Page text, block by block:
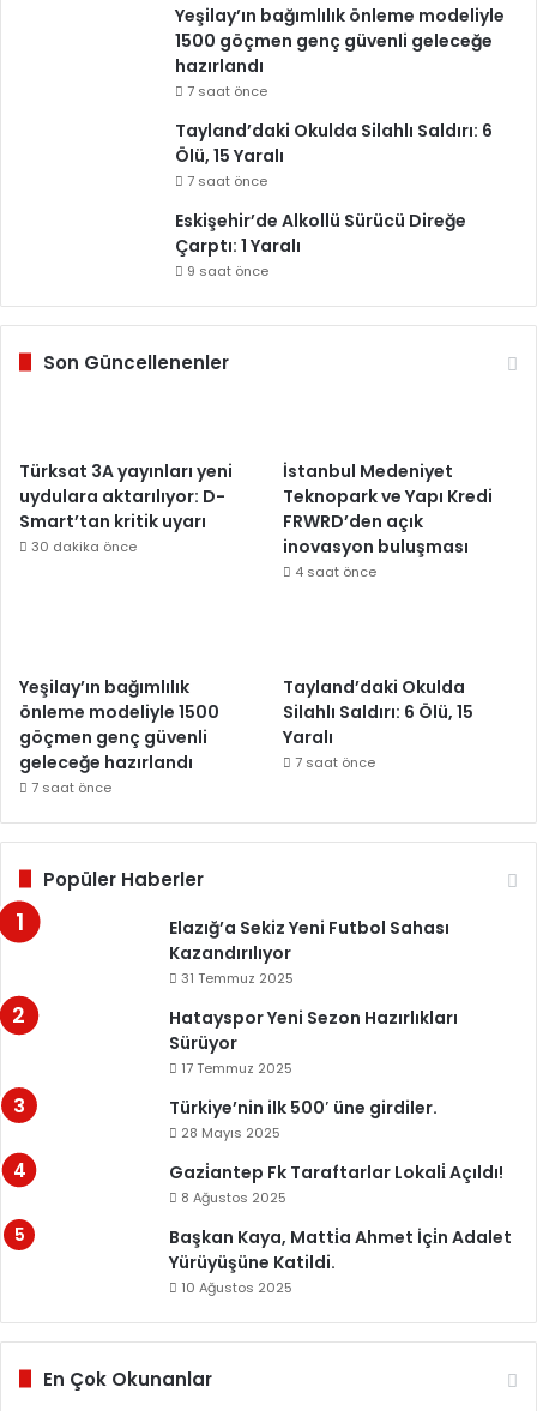
Yeşilay’ın bağımlılık önleme modeliyle
1500 göçmen genç güvenli geleceğe
hazırlandı
7 saat önce
Tayland’daki Okulda Silahlı Saldırı: 6
Ölü, 15 Yaralı
7 saat önce
Eskişehir’de Alkollü Sürücü Direğe
Çarptı: 1 Yaralı
9 saat önce
Son Güncellenenler
Türksat 3A yayınları yeni
uydulara aktarılıyor: D-
Smart’tan kritik uyarı
30 dakika önce
İstanbul Medeniyet
Teknopark ve Yapı Kredi
FRWRD’den açık
inovasyon buluşması
4 saat önce
Yeşilay’ın bağımlılık
önleme modeliyle 1500
göçmen genç güvenli
geleceğe hazırlandı
7 saat önce
Tayland’daki Okulda
Silahlı Saldırı: 6 Ölü, 15
Yaralı
7 saat önce
Popüler Haberler
Elazığ’a Sekiz Yeni Futbol Sahası
Kazandırılıyor
31 Temmuz 2025
Hatayspor Yeni Sezon Hazırlıkları
Sürüyor
17 Temmuz 2025
Türkiye’nin ilk 500′ üne girdiler.
28 Mayıs 2025
Gazi̇antep Fk Taraftarlar Lokali̇ Açıldı!
8 Ağustos 2025
Başkan Kaya, Matti̇a Ahmet İçi̇n Adalet
Yürüyüşüne Katildi.
10 Ağustos 2025
En Çok Okunanlar